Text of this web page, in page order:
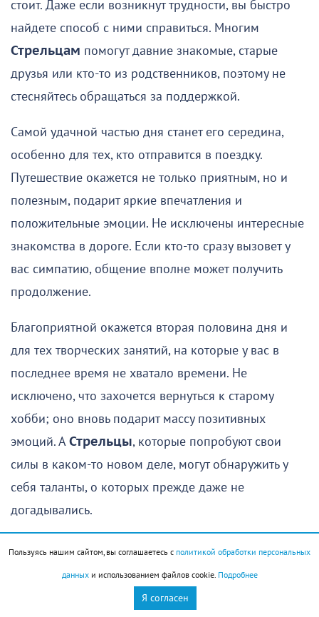
стоит. Даже если возникнут трудности, вы быстро
найдете способ с ними справиться. Многим
Стрельцам помогут давние знакомые, старые
друзья или кто-то из родственников, поэтому не
стесняйтесь обращаться за поддержкой.
Самой удачной частью дня станет его середина,
особенно для тех, кто отправится в поездку.
Путешествие окажется не только приятным, но и
полезным, подарит яркие впечатления и
положительные эмоции. Не исключены интересные
знакомства в дороге. Если кто-то сразу вызовет у
вас симпатию, общение вполне может получить
продолжение.
Благоприятной окажется вторая половина дня и
для тех творческих занятий, на которые у вас в
последнее время не хватало времени. Не
исключено, что захочется вернуться к старому
хобби; оно вновь подарит массу позитивных
эмоций. АСтрельцы, которые попробуют свои
силы в каком-то новом деле, могут обнаружить у
себя таланты, о которых прежде даже не
догадывались.
Вечером стоит избегать перегрузок. В это время
могут напомнить о себе хронические заболевания,
а усталость будет накапливаться быстрее обычного.
Пользуясь нашим сайтом, вы соглашаетесь с политикой обработки персональных
данныхи использованием файлов cookie. Подробнее
Я согласен